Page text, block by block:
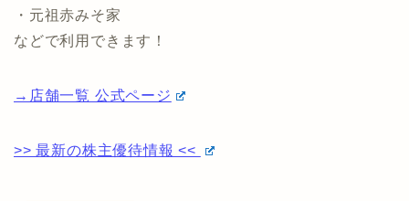
・元祖赤みそ家
などで利用できます！
→店舗一覧 公式ページ
>> 最新の株主優待情報 <<